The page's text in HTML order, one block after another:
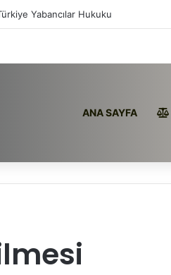
Yabancılar Hukuku
ANA SAYFA